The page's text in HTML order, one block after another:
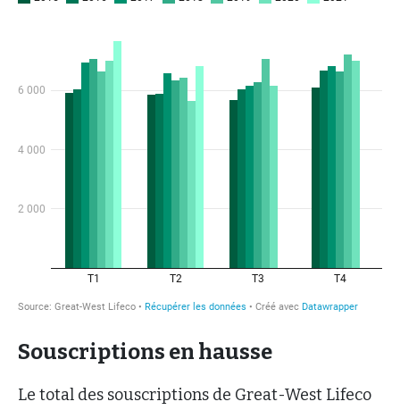
Souscriptions en hausse
Le total des souscriptions de Great-West Lifeco